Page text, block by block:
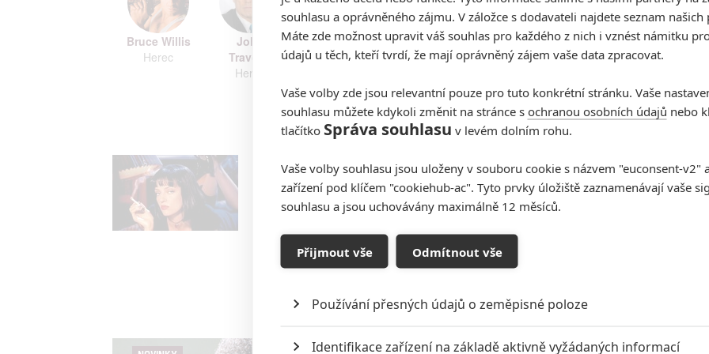
Bruce Willis
Herec
John
Travolta
Herec
Samuel L.
Jackson
Harvey
Keitel
Quentin
Tarantino
Quentin
Tarantino
Zobrazit další aktéry filmu
Vstoupit do
Laurence Fishburne prozradil,
souhlasu a oprávněného zájmu. V záložce s dodavateli najdete seznam našich
Máte zde možnost upravit váš souhlas pro každého z nich i vznést námitku
údajů u těch, kteří tvrdí, že mají oprávněný zájem vaše data zpracovat.
Vaše volby zde jsou relevantní pouze pro tuto konkrétní stránku. Vaše
souhlasu můžete kdykoli změnit na stránce s ochranou osobních údajů nebo
tlačítko Správa souhlasu v levém dolním rohu.
Vaše volby souhlasu jsou uloženy v souboru cookie s názvem "euconsent-v2"
zařízení pod klíčem "cookiehub-ac". Tyto prvky úložiště zaznamenávají vaše
souhlasu a jsou uchovávány maximálně 12 měsíců.
Přijmout vše Odmítnout vše
Používání přesných údajů o zeměpisné poloze
Identifikace zařízení na základě aktivně vyžádaných informací